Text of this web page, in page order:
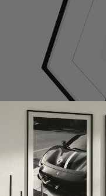
CALIDAD DE MUSEO
Cada poster se